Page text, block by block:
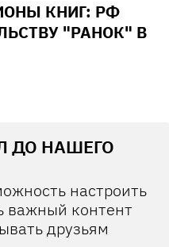
КНИГ: РФ
"РАНОК" В
ДО НАШЕГО
настроить
важный контент
друзьям